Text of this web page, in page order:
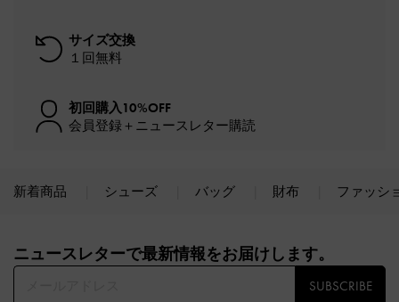
サイズ交換
１回無料
初回購入10%OFF
会員登録＋ニュースレター購読
新着商品 シューズ バッグ 財布 ファッシ
ニュースレターで最新情報をお届けします。​
SUBSCRIBE